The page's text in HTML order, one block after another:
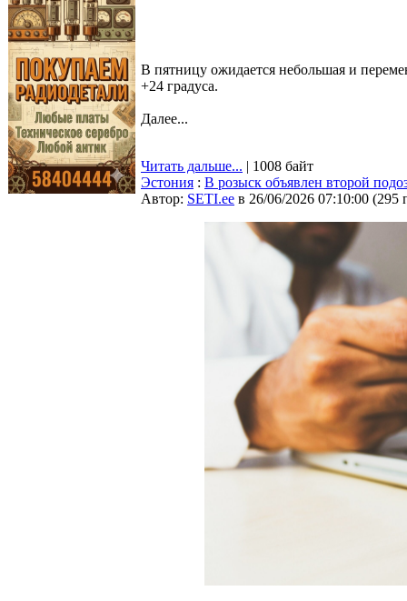
В пятницу ожидается небольшая и
+24 градуса.
Далее...
Читать дальше... | 1008 байт
Эстония : В розыск объявлен второй
Автор: SETI.ee в 26/06/2026 07:10:00 (295